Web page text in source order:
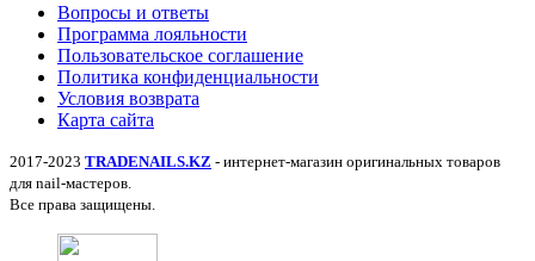
Вопросы и ответы
Программа лояльности
Пользовательское соглашение
Политика конфиденциальности
Условия возврата
Карта сайта
2017-2023 TRADENAILS.KZ - интернет-магазин оригинальных товаров
для nail-мастеров.
Все права защищены.